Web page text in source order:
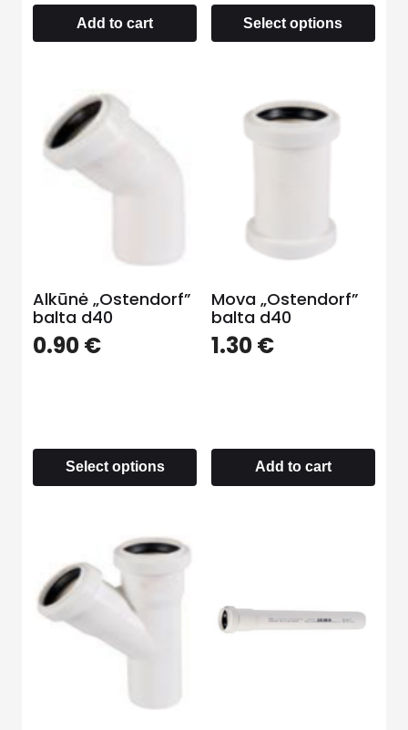
Add to cart Select options
Alkūnė „Ostendorf”
balta d40
0.90€
Select options
Mova „Ostendorf”
balta d40
1.30€
Add to cart